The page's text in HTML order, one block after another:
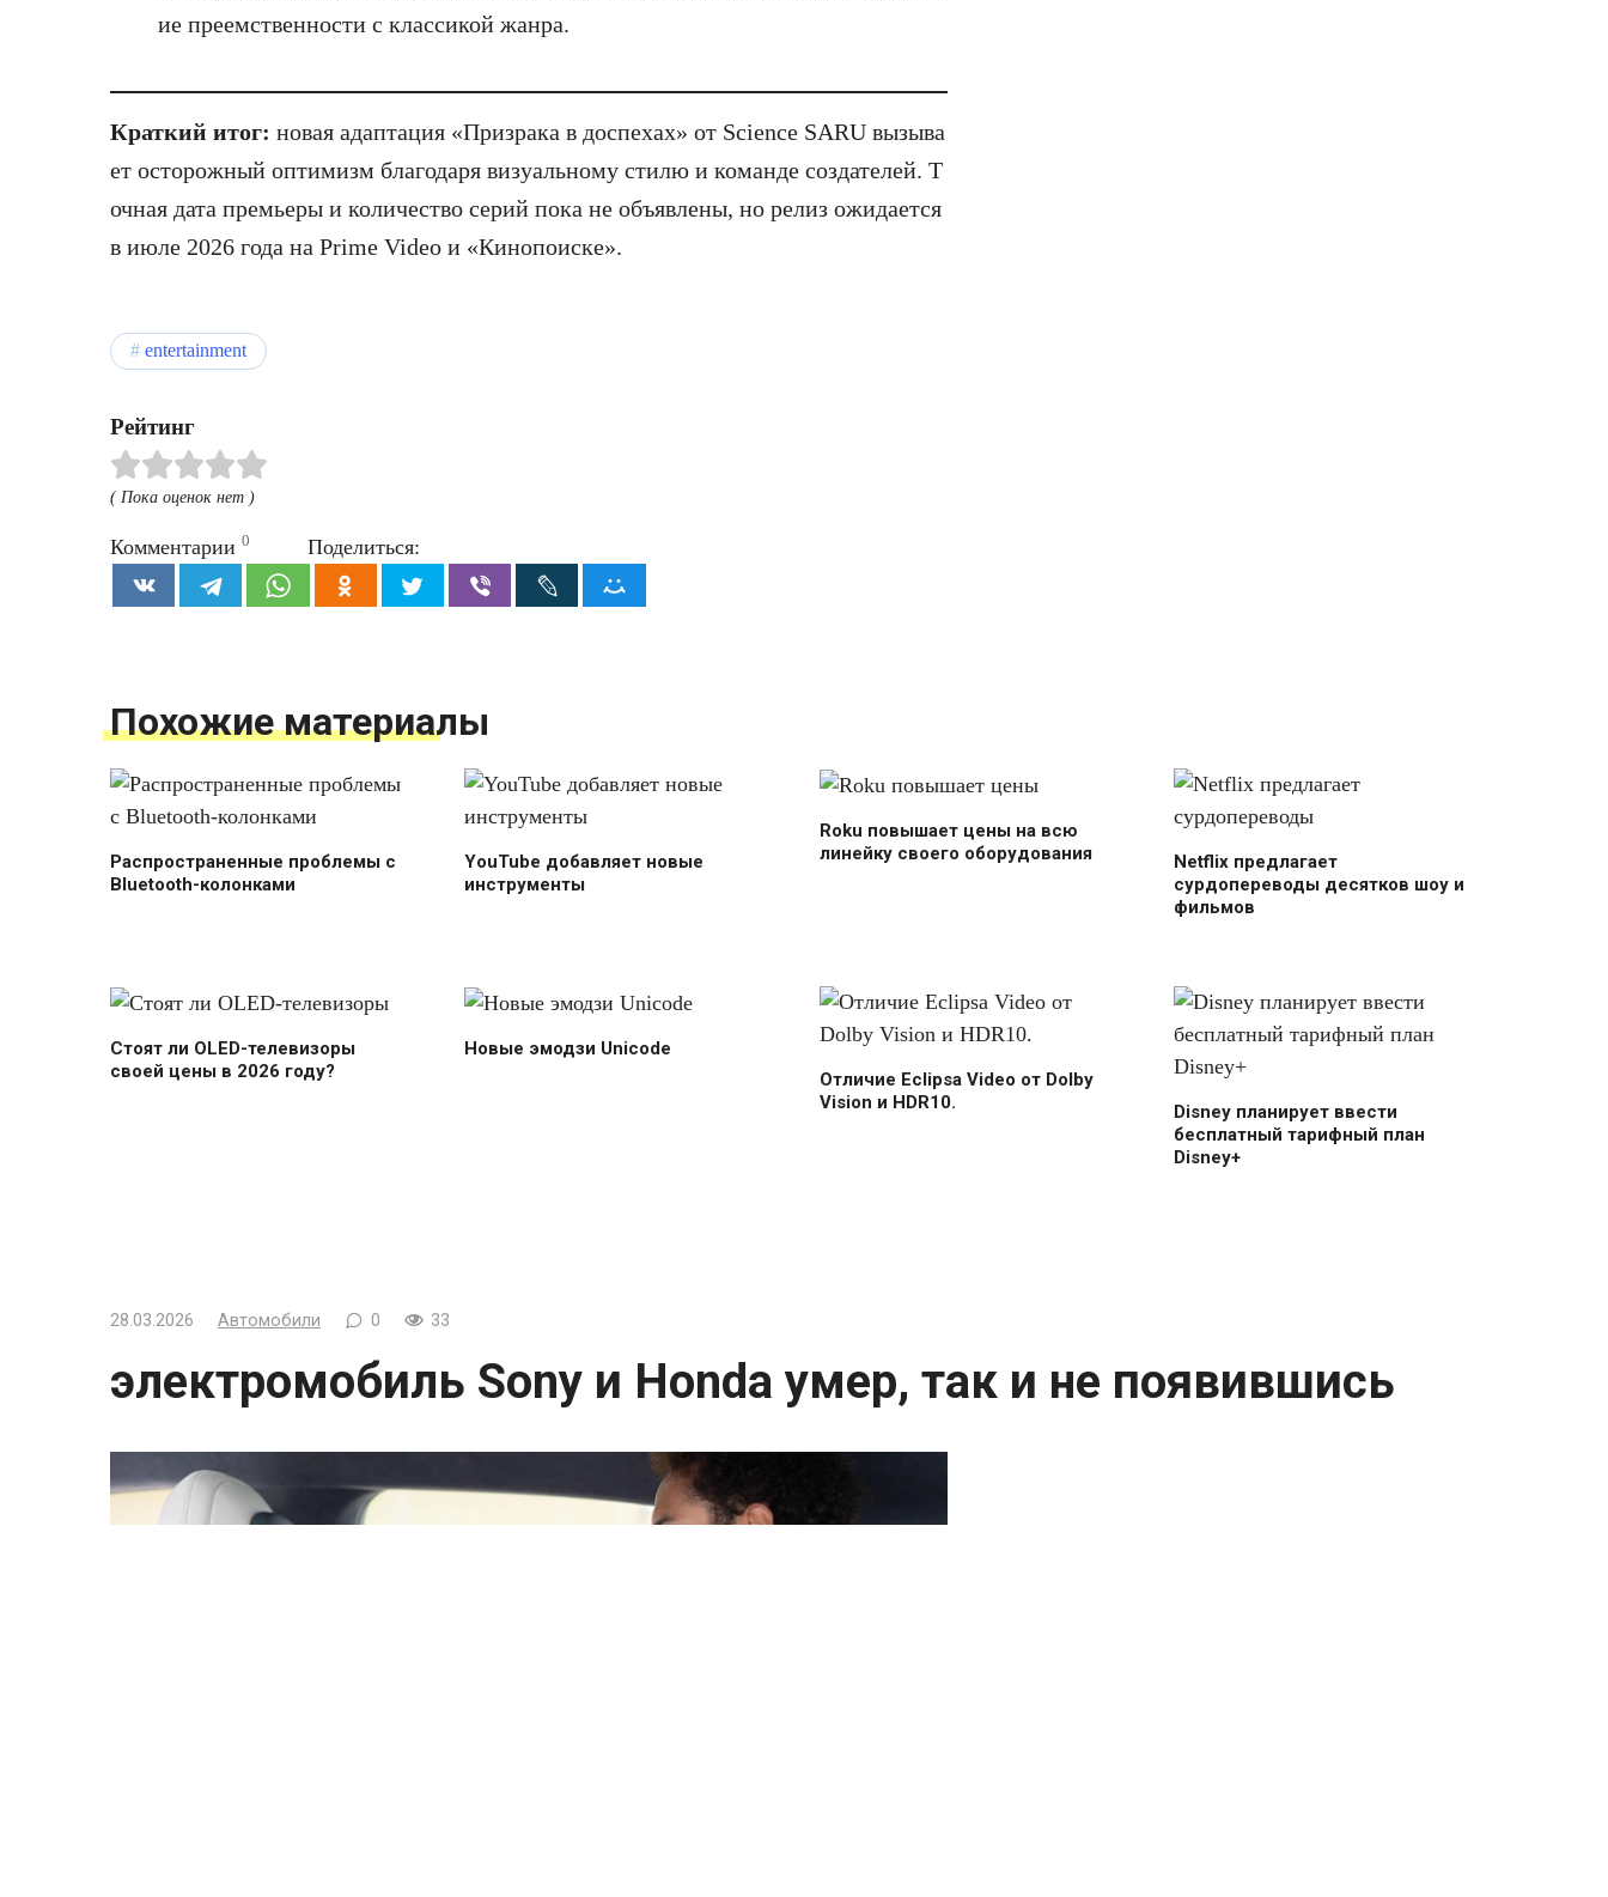
ие преемственности с классикой жанра.
Краткий итог: новая адаптация «Призрака в доспехах» от Science SARU вызыва
ет осторожный оптимизм благодаря визуальному стилю и команде создателей. Т
очная дата премьеры и количество серий пока не объявлены, но релиз ожидается
в июле 2026 года на Prime Video и «Кинопоиске».
entertainment
Рейтинг
( Пока оценок нет )
Комментарии 0 Поделиться:
Похожие материалы
Распространенные проблемы с
Bluetooth-колонками
YouTube добавляет новые
инструменты
Roku повышает цены на всю
линейку своего оборудования
Netflix предлагает
сурдопереводы десятков шоу и
фильмов
Стоят ли OLED-телевизоры
своей цены в 2026 году?
Новые эмодзи Unicode
Отличие Eclipsa Video от Dolby
Vision и HDR10.
Disney планирует ввести
бесплатный тарифный план
Disney+
28.03.2026 Автомобили 0 33
электромобиль Sony и Honda умер, так и не появившись